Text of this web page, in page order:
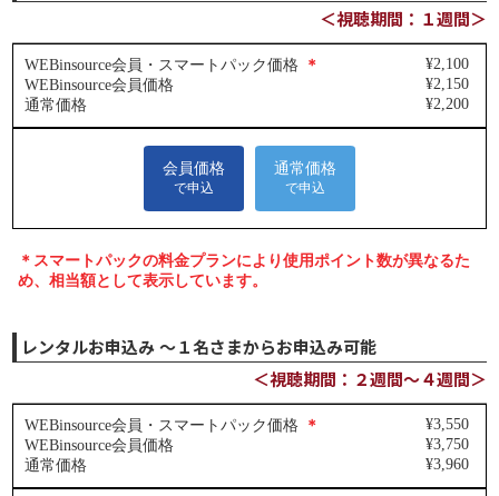
＜視聴期間：１週間＞
レンタルお申込み ～１名さまからお申込み可能
＜視聴期間：２週間～４週間＞